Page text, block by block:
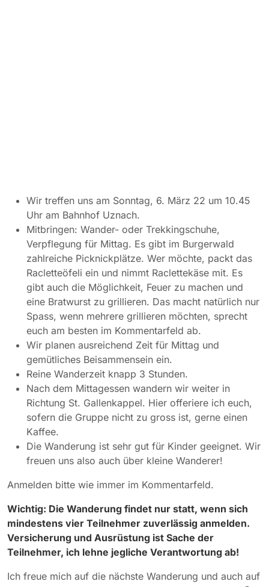
Wir treffen uns am Sonntag, 6. März 22 um 10.45
Uhr am Bahnhof Uznach.
Mitbringen: Wander- oder Trekkingschuhe,
Verpflegung für Mittag. Es gibt im Burgerwald
zahlreiche Picknickplätze. Wer möchte, packt das
Racletteöfeli ein und nimmt Raclettekäse mit. Es
gibt auch die Möglichkeit, Feuer zu machen und
eine Bratwurst zu grillieren. Das macht natürlich nur
Spass, wenn mehrere grillieren möchten, sprecht
euch am besten im Kommentarfeld ab.
Wir planen ausreichend Zeit für Mittag und
gemütliches Beisammensein ein.
Reine Wanderzeit knapp 3 Stunden.
Nach dem Mittagessen wandern wir weiter in
Richtung St. Gallenkappel. Hier offeriere ich euch,
sofern die Gruppe nicht zu gross ist, gerne einen
Kaffee.
Die Wanderung ist sehr gut für Kinder geeignet. Wir
freuen uns also auch über kleine Wanderer!
Anmelden bitte wie immer im Kommentarfeld.
Wichtig: Die Wanderung findet nur statt, wenn sich
mindestens vier Teilnehmer zuverlässig anmelden.
Versicherung und Ausrüstung ist Sache der
Teilnehmer, ich lehne jegliche Verantwortung ab!
Ich freue mich auf die nächste Wanderung und auch auf